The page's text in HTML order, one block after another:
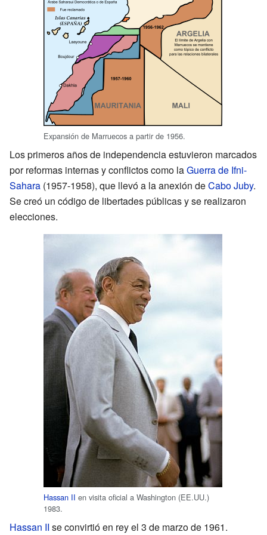
Expansión de Marruecos a partir de 1956.
Los primeros años de independencia estuvieron marcados
por reformas internas y conflictos como laGuerra de Ifni-
Sahara (1957-1958), que llevó a la anexión deCabo Juby.
Se creó un código de libertades públicas y se realizaron
elecciones.
Hassan II en visita oficial a Washington (EE.UU.)
1983.
Hassan II se convirtió en rey el 3 de marzo de 1961.